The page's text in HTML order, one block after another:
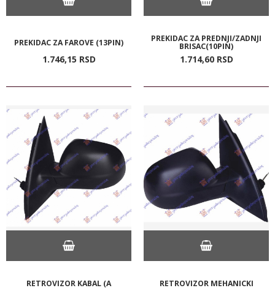
PREKIDAC ZA FAROVE (13PIN)
1.746,15 RSD
PREKIDAC ZA PREDNJI/ZADNJI
BRISAC(10PIN)
1.714,60 RSD
RETROVIZOR KABAL (A RETROVIZOR MEHANICKI